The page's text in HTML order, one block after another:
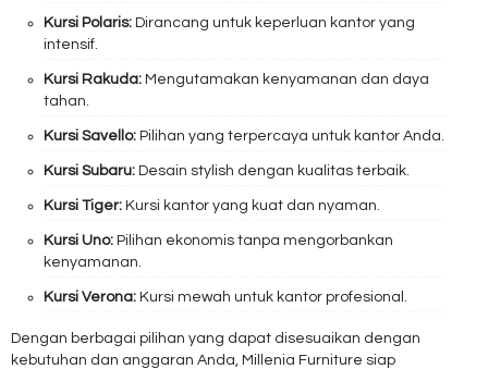
Kursi Polaris: Dirancang untuk keperluan kantor yang
intensif.
Kursi Rakuda: Mengutamakan kenyamanan dan daya
tahan.
Kursi Savello: Pilihan yang terpercaya untuk kantor Anda.
Kursi Subaru: Desain stylish dengan kualitas terbaik.
Kursi Tiger: Kursi kantor yang kuat dan nyaman.
Kursi Uno: Pilihan ekonomis tanpa mengorbankan
kenyamanan.
Kursi Verona: Kursi mewah untuk kantor profesional.
Dengan berbagai pilihan yang dapat disesuaikan dengan
kebutuhan dan anggaran Anda, Millenia Furniture siap